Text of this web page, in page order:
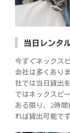
当日レンタ
今すぐネックス
会社は多くあり
社では当日貸出
ではネックスピ
ある限り、2時
れば貸出可能で